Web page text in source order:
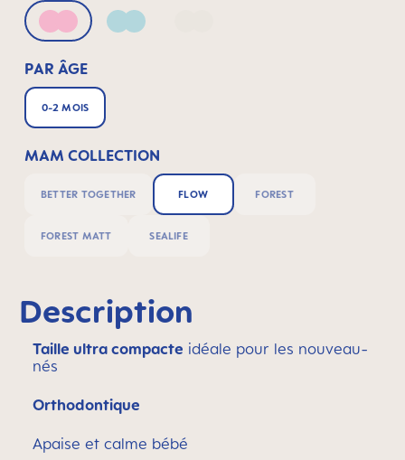
Quartz Rose
Sage
PAR ÂGE
0-2 MOIS
MAM COLLECTION
BETTER TOGETHER FLOW FOREST
FOREST MATT SEALIFE
Description
Taille ultra compacte idéale pour les nouveau-
nés
Orthodontique
Apaise et calme bébé